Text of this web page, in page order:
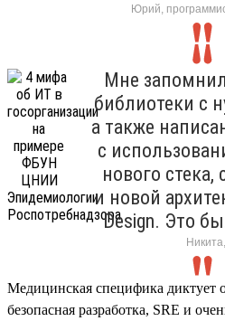
Юрий,
Мне
библиотеки с
а также
с
нового стека,
и новой
Design. Это
Медицинская специфика диктует
безопасная разработка, SRE и